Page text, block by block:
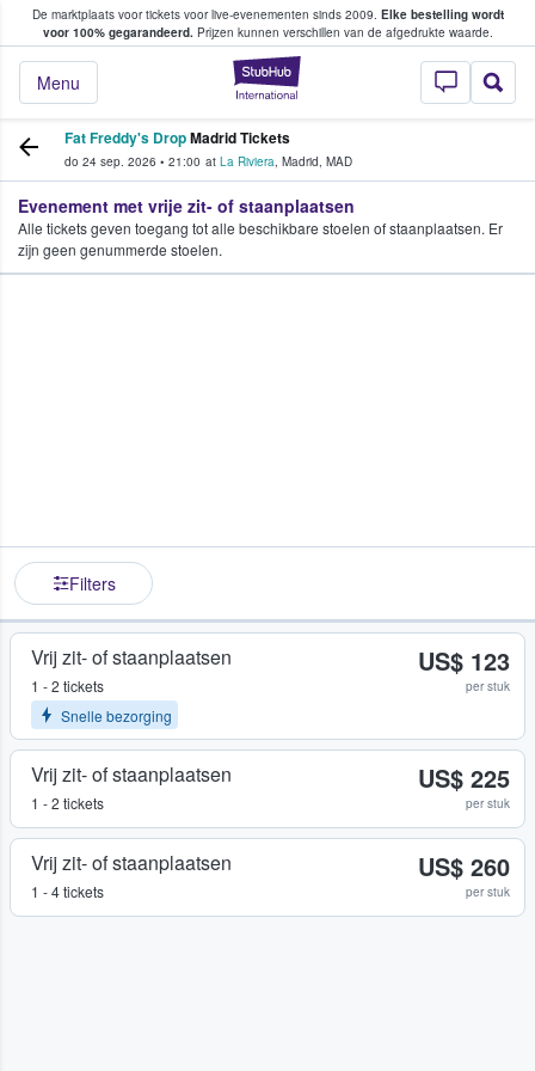
De marktplaats voor tickets voor live-evenementen sinds 2009. Elke bestelling wordt
voor 100% gegarandeerd.Prijzen kunnen verschillen van de afgedrukte waarde.
StubHub: waar
Menu
tickets kopen en verkopen
Fat Freddy's DropMadrid Tickets
do 24 sep. 2026 • 21:00 at La Riviera, Madrid, MAD
Evenement met vrije zit- of staanplaatsen
Alle tickets geven toegang tot alle beschikbare stoelen of staanplaatsen. Er
zijn geen genummerde stoelen.
Filters
Vrij zit- of staanplaatsen
1 - 2 tickets
Snelle bezorging
US$ 123
per stuk
Vrij zit- of staanplaatsen
1 - 2 tickets
US$ 225
per stuk
Vrij zit- of staanplaatsen
1 - 4 tickets
US$ 260
per stuk